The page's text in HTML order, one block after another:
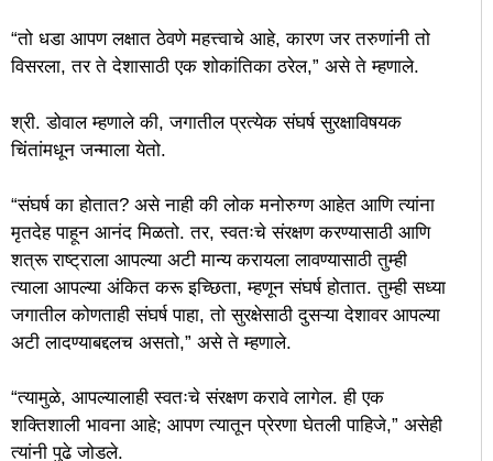
“तो धडा आपण लक्षात ठेवणे महत्त्वाचे आहे, कारण जर तरुणांनी तो
विसरला, तर ते देशासाठी एक शोकांतिका ठरेल,” असे ते म्हणाले.
श्री. डोवाल म्हणाले की, जगातील प्रत्येक संघर्ष सुरक्षाविषयक
चिंतांमधून जन्माला येतो.
“संघर्ष का होतात? असे नाही की लोक मनोरुग्ण आहेत आणि त्यांना
मृतदेह पाहून आनंद मिळतो. तर, स्वतःचे संरक्षण करण्यासाठी आणि
शत्रू राष्ट्राला आपल्या अटी मान्य करायला लावण्यासाठी तुम्ही
त्याला आपल्या अंकित करू इच्छिता, म्हणून संघर्ष होतात. तुम्ही सध्या
जगातील कोणताही संघर्ष पाहा, तो सुरक्षेसाठी दुसऱ्या देशावर आपल्या
अटी लादण्याबद्दलच असतो,” असे ते म्हणाले.
“त्यामुळे, आपल्यालाही स्वतःचे संरक्षण करावे लागेल. ही एक
शक्तिशाली भावना आहे; आपण त्यातून प्रेरणा घेतली पाहिजे,” असेही
त्यांनी पुढे जोडले.